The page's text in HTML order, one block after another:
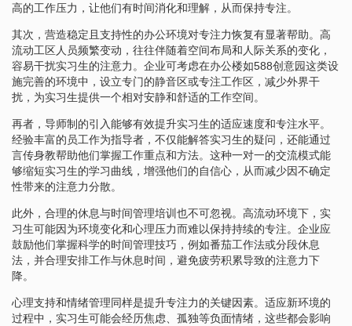
高的工作压力，让他们有时间消化和理解，从而保持专注。
其次，营造稳定且支持性的办公环境对专注力恢复有显著帮助。高
流动工区人员频繁变动，往往伴随着空间布局和人际关系的变化，
容易干扰实习生的注意力。企业可考虑在办公楼如588创意园这类设
施完善的环境中，设立专门的静音区或专注工作区，减少外界干
扰，为实习生提供一个相对安静和舒适的工作空间。
再者，导师制的引入能够有效提升实习生的适应速度和专注水平。
经验丰富的员工作为指导者，不仅能解答实习生的疑问，还能通过
言传身教帮助他们掌握工作重点和方法。这种一对一的交流模式能
够缩短实习生的学习曲线，增强他们的自信心，从而减少因不确定
性带来的注意力分散。
此外，合理的休息与时间管理培训也不可忽视。高流动环境下，实
习生可能因为环境变化和心理压力而难以保持持续的专注。企业应
鼓励他们掌握科学的时间管理技巧，例如番茄工作法或分段休息
法，并合理安排工作与休息时间，避免疲劳积累导致的注意力下
降。
心理支持和情绪管理同样是提升专注力的关键因素。适应新环境的
过程中，实习生可能会经历焦虑、孤独等负面情绪，这些都会影响